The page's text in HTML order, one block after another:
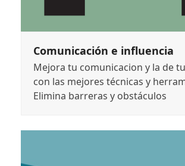
Comunicación e influencia
Mejora tu comunicacion y la de
con las mejores técnicas y
Elimina barreras y obstáculos